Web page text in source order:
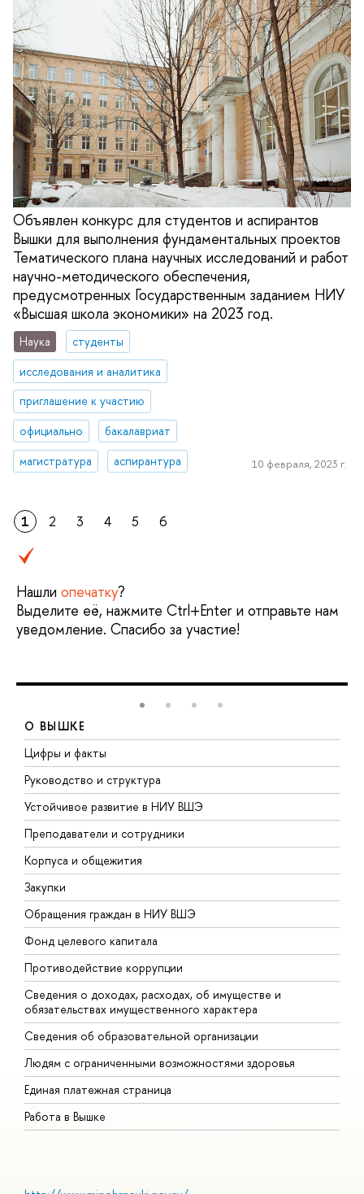
Объявлен конкурс для студентов и аспирантов
Вышки для выполнения фундаментальных проектов
Тематического плана научных исследований и работ
научно-методического обеспечения,
предусмотренных Государственным заданием НИУ
«Высшая школа экономики» на 2023 год.
Наука
студенты
исследования и аналитика
приглашение к участию
официально
бакалавриат
магистратура
аспирантура 10 февраля, 2023 г.
1 2 3 4 5 6
Нашли опечатку?
Выделите её, нажмите Ctrl+Enter и отправьте нам
уведомление. Спасибо за участие!
О ВЫШКЕ
Цифры и факты
Руководство и структура
Устойчивое развитие в НИУ ВШЭ
Преподаватели и сотрудники
Корпуса и общежития
Закупки
Обращения граждан в НИУ ВШЭ
Фонд целевого капитала
Противодействие коррупции
Сведения о доходах, расходах, об имуществе и
обязательствах имущественного характера
Сведения об образовательной организации
Людям с ограниченными возможностями здоровья
Единая платежная страница
Работа в Вышке